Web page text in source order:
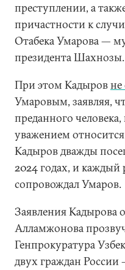
преступлении, а
причастности к
Отабека Умарова —
президента Шахнозы.
При этом Кадыровне
Умаровым, заявляя,
преданного
уважением
Кадыров дважды
2024 годах, и каждый
сопровождал Умаров.
Заявления Кадырова
Алламжонова
Генпрокуратура
двух граждан России